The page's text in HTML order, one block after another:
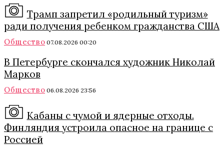
Трамп запретил «родильный туризм»
ради получения ребенком гражданства США
Общество 07.08.2026 00:20
В Петербурге скончался художник Николай
Марков
Общество 06.08.2026 23:56
Кабаны с чумой и ядерные отходы.
Финляндия устроила опасное на границе с
Россией